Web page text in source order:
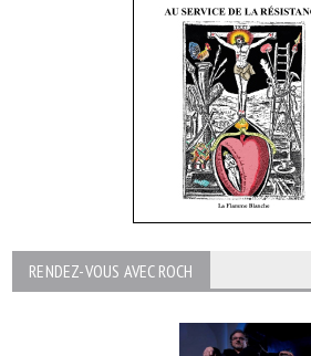
RENDEZ-VOUS AVEC ROCH